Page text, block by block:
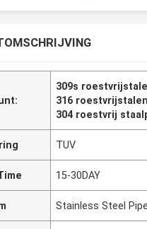
309s
316
304 roestvrij
TUV
15-30DAY
Stainless Steel Pipe